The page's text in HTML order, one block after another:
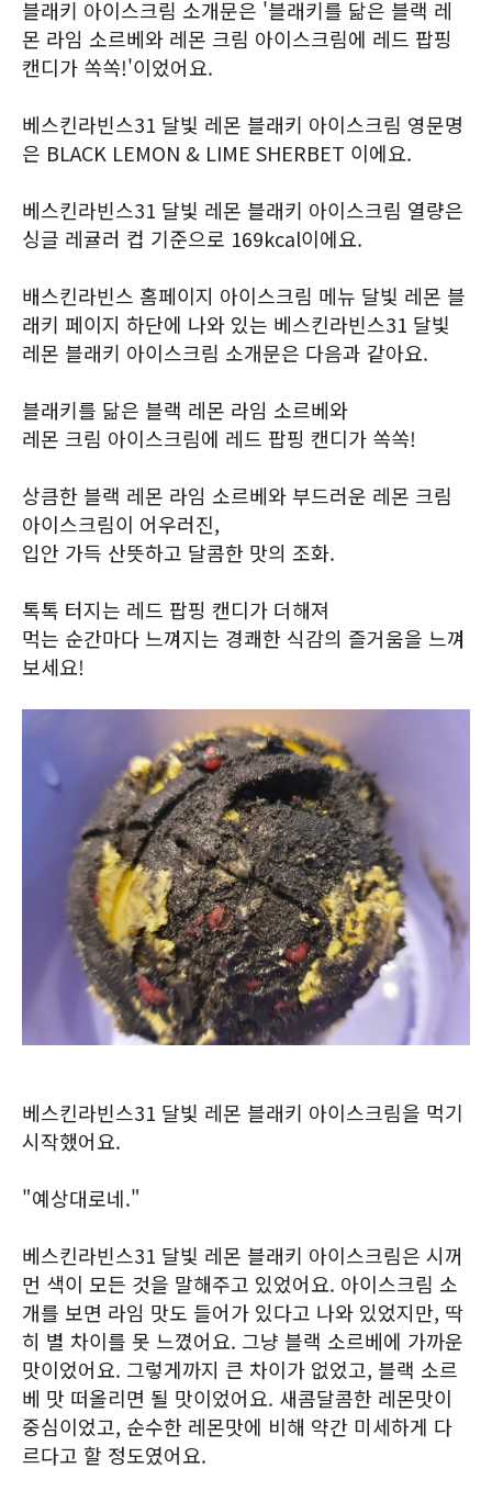
블래키 아이스크림 소개문은 '블래키를 닮은 블랙 레
몬 라임 소르베와 레몬 크림 아이스크림에 레드 팝핑
캔디가 쏙쏙!'이었어요.
베스킨라빈스31 달빛 레몬 블래키 아이스크림 영문명
은 BLACK LEMON & LIME SHERBET 이에요.
베스킨라빈스31 달빛 레몬 블래키 아이스크림 열량은
싱글 레귤러 컵 기준으로 169kcal이에요.
배스킨라빈스 홈페이지 아이스크림 메뉴 달빛 레몬 블
래키 페이지 하단에 나와 있는 베스킨라빈스31 달빛
레몬 블래키 아이스크림 소개문은 다음과 같아요.
블래키를 닮은 블랙 레몬 라임 소르베와
레몬 크림 아이스크림에 레드 팝핑 캔디가 쏙쏙!
상큼한 블랙 레몬 라임 소르베와 부드러운 레몬 크림
아이스크림이 어우러진,
입안 가득 산뜻하고 달콤한 맛의 조화.
톡톡 터지는 레드 팝핑 캔디가 더해져
먹는 순간마다 느껴지는 경쾌한 식감의 즐거움을 느껴
보세요!
베스킨라빈스31 달빛 레몬 블래키 아이스크림을 먹기
시작했어요.
"예상대로네."
베스킨라빈스31 달빛 레몬 블래키 아이스크림은 시꺼
먼 색이 모든 것을 말해주고 있었어요. 아이스크림 소
개를 보면 라임 맛도 들어가 있다고 나와 있었지만, 딱
히 별 차이를 못 느꼈어요. 그냥 블랙 소르베에 가까운
맛이었어요. 그렇게까지 큰 차이가 없었고, 블랙 소르
베 맛 떠올리면 될 맛이었어요. 새콤달콤한 레몬맛이
중심이었고, 순수한 레몬맛에 비해 약간 미세하게 다
르다고 할 정도였어요.